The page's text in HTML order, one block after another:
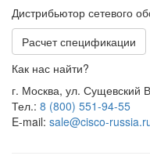
Дистрибьютор сетевого
Расчет спецификации
Как нас найти?
г. Москва, ул. Сущевский
Тел.: 8 (800) 551-94-55
E-mail: sale@cisco-